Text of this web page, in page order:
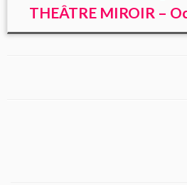
THEÂTRE MIROIR –